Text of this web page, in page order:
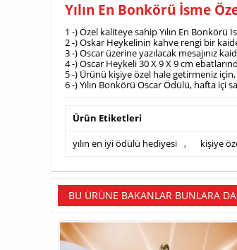
Yılın En Bonkörü İsme
1 -) Özel kaliteye sahip Yılın En Bonkörü
2 -) Oskar Heykelinin kahve rengi bir
3 -) Oscar üzerine yazılacak mesajınız
4 -) Oscar Heykeli 30 X 9 X 9 cm
5 -) Ürünü kişiye özel hale getirmeniz
6 -) Yılın Bonkörü Oscar Ödülü, hafta içi
Ürün Etiketleri
yılın en iyi ödülü hediyesi , kişiye
BU ÜRÜNE BAKANLAR BUNLARA